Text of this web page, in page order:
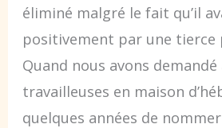
éliminé malgré le fait qu’il
positivement par une tierce
Quand nous avons demandé
travailleuses en maison
quelques années de